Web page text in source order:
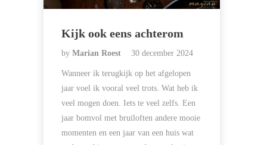
Kijk ook eens achterom
by Marian Roest 30 december 2024
Wanneer ik terugkijk op het afgelopen
jaar voel ik vooral veel trots. Wat heb ik
veel mogen doen. Iets te veel zelfs. Een
jaar bomvol met bruiloften andere mooie
momenten en een jaar van een huis wat